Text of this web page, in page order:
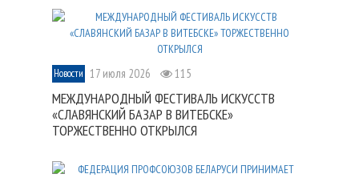
Новости 17 июля 2026 115
МЕЖДУНАРОДНЫЙ ФЕСТИВАЛЬ ИСКУССТВ
«СЛАВЯНСКИЙ БАЗАР В ВИТЕБСКЕ»
ТОРЖЕСТВЕННО ОТКРЫЛСЯ